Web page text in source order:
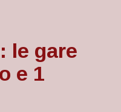
le gare
e 1